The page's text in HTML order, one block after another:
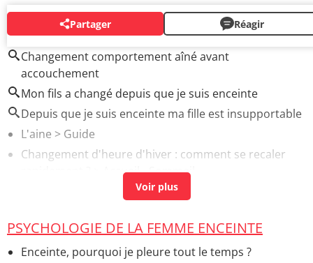
Partager Réagir
AUTOUR DU MÊME SUJET
Changement comportement aîné avant
accouchement
Mon fils a changé depuis que je suis enceinte
Depuis que je suis enceinte ma fille est insupportable
L'aine > Guide
Changement d'heure d'hiver : comment se recaler
> Accueil - Sommeil
Gaine après l'accouchement : quand, pourquoi en
PSYCHOLOGIE DE LA FEMME ENCEINTE
Enceinte, pourquoi je pleure tout le temps ?